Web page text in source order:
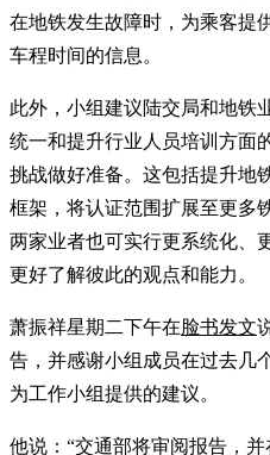
在地铁发生故障时，为乘客提
车程时间的信息。
此外，小组建议陆交局和地铁
统一和提升行业人员培训方面
挑战做好准备。这包括提升地
框架，将认证范围扩展至更多
两家业者也可实行更系统化、
更好了解彼此的观点和能力。
萧振祥星期二下午在脸书发文
告，并感谢小组成员在过去几
为工作小组提供的建议。
他说：“交通部将审阅报告，